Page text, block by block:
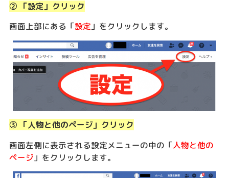
② 「設定」クリック
画面上部にある「設定」をクリックします。
③ 「人物と他のページ」クリック
画面左側に表示される設定メニューの中の「人物と他の
ページ 」をクリックします。